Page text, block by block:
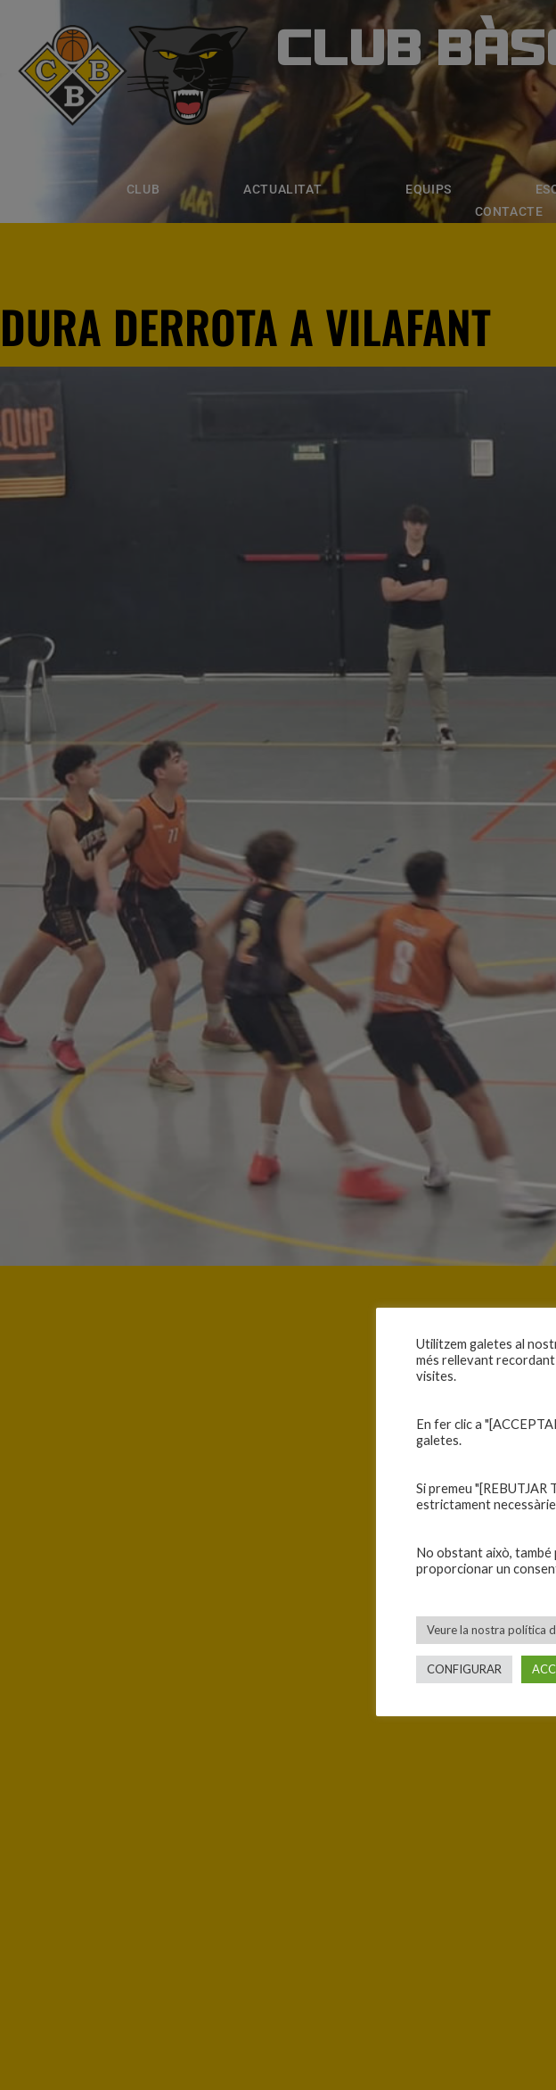
CLUB
CLUB ACTUALITAT EQUIPS
CONTACTE
CLUB
ACTUALITAT ESCOLA
DURA DERROTA A VILAFANT
Utilitzem galetes al
més rellevant
visites.
En fer clic a
galetes.
Si premeu "[REBUTJAR
estrictament
No obstant això, també
proporcionar un
Veure la nostra política
CONFIGURAR